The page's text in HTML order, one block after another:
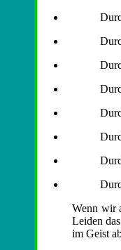
Wenn wir
Leiden
im Geist